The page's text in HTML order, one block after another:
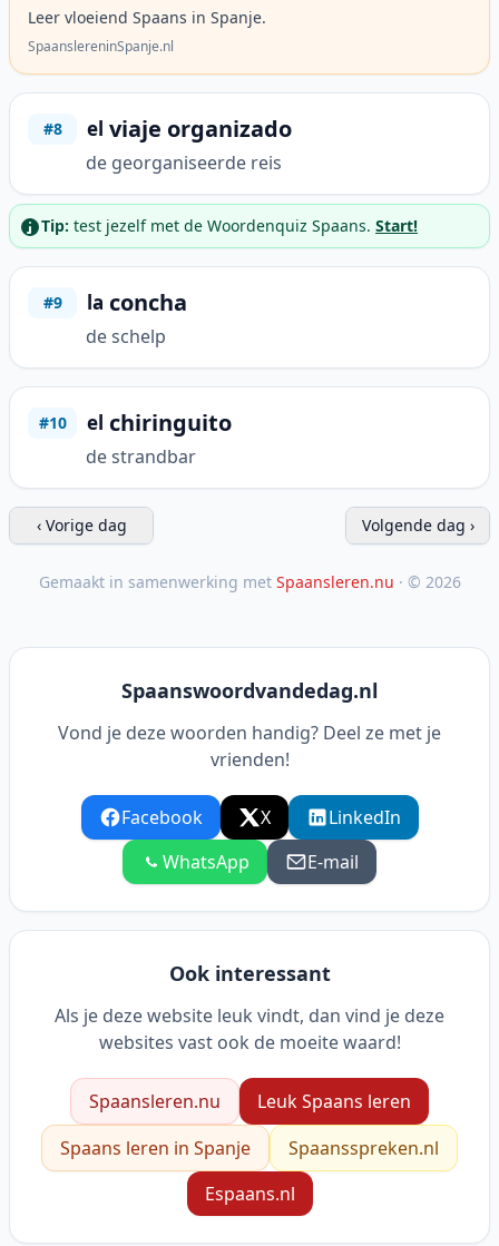
Leer vloeiend Spaans in Spanje.
SpaanslereninSpanje.nl
#8 el viaje organizado
de georganiseerde reis
Tip: test jezelf met de Woordenquiz Spaans. Start!
#9 la concha
de schelp
#10 el chiringuito
de strandbar
‹ Vorige dag Volgende dag ›
Gemaakt in samenwerking met Spaansleren.nu · © 2026
Spaanswoordvandedag.nl
Vond je deze woorden handig? Deel ze met je
vrienden!
Facebook X
LinkedIn
WhatsApp
E-mail
Ook interessant
Als je deze website leuk vindt, dan vind je deze
websites vast ook de moeite waard!
Spaansleren.nu
Leuk Spaans leren
Spaans leren in Spanje
Spaansspreken.nl
Espaans.nl